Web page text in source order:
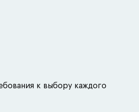
к выбору каждого